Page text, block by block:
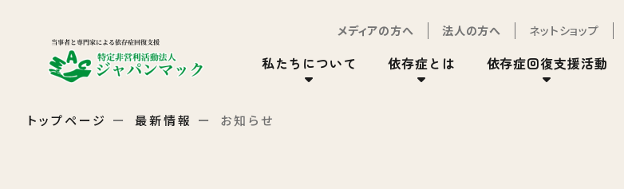
メディアの方へ 法人の方へ ネットショップ
私たちについて 依存症とは 依存症回復支援活動
トップページ 最新情報 お知らせ